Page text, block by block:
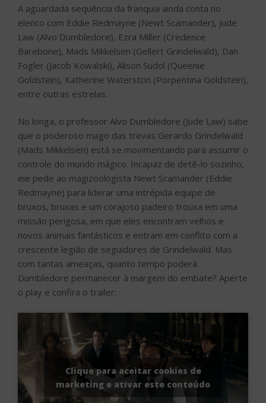
que o poderoso mago das trevas Gerardo Grindelwald
(Mads Mikkelsen) está se movimentando para assumir o
controle do mundo mágico. Incapaz de detê-lo sozinho,
ele pede ao magizoologista Newt Scamander (Eddie
Redmayne) para liderar uma intrépida equipe de
bruxos, bruxas e um corajoso padeiro trouxa em uma
missão perigosa, em que eles encontram velhos e
crescente legião de seguidores de Grindelwald. Mas
com tantas ameaças, quanto tempo poderá
Dumbledore permanecer à margem do embate? Aperte
o play e confira o trailer:
Clique para aceitar cookies de
marketing e ativar este conteúdo
Animais Fantásticos: Os Segredos de Dumbledore foi
dirigido por David Yates, a partir do roteiro de J.K.
Rowling & Steve Kloves, baseado em um roteiro de J.K.
Rowling. O filme foi produzido por David Heyman, J.K.
Rowling, Steve Kloves, Lionel Wigram e Tim Lewis. Neil